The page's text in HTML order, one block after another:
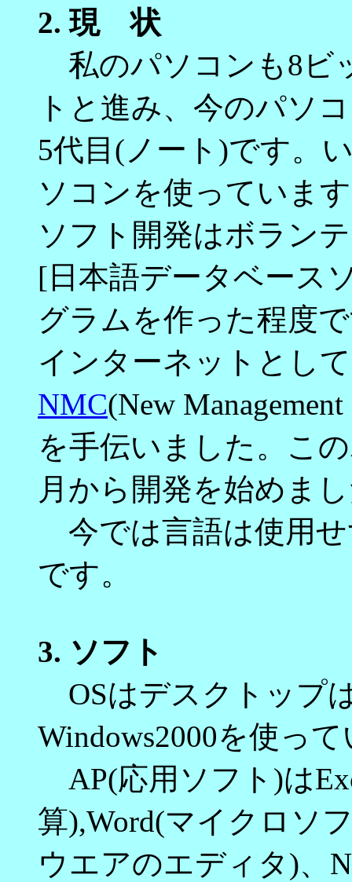
2.現 状
私のパソコンも8ビ
トと進み、今のパソ
5代目(ノート)です。
ソコンを使っていま
ソフト開発はボラン
[日本語データベース
グラムを作った程度
インターネットとし
NMC(New
を手伝いました。こ
月から開発を始めま
今では言語は使用
です。
3. ソフト
OSはデスクトップ
Windows2000を使っ
AP(応用ソフト)は
算),Word(マイクロソ
ウエアのエディタ)、